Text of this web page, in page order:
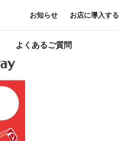
よくあるご質問
お知らせ お店に導入する